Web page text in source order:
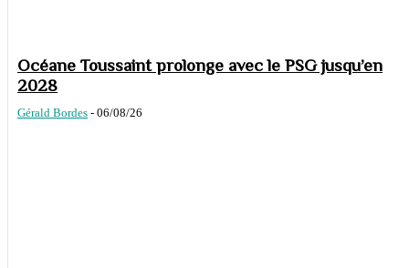
Océane Toussaint prolonge avec le PSG jusqu’en
2028
Gérald Bordes - 06/08/26